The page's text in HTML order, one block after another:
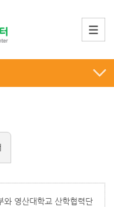
와 영산대학교 산학협력단